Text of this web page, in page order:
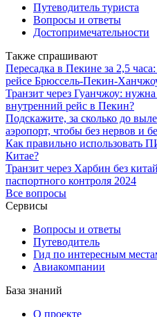
Путеводитель туриста
Вопросы и ответы
Достопримечательности
Также спрашивают
Пересадка в Пекине за 2,5
рейсе Брюссель-Пекин-
Транзит через Гуанчжоу:
внутренний рейс в Пекин?
Подскажите, за сколько до
аэропорт, чтобы без нервов и
Как правильно использовать
Китае?
Транзит через Харбин без
паспортного контроля 2024
Все вопросы
Сервисы
Вопросы и ответы
Путеводитель
Гид по интересным
Авиакомпании
База знаний
О проекте